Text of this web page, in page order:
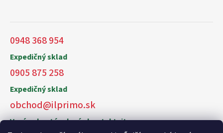
0948 368 954
Expedičný sklad
0905 875 258
Expedičný sklad
obchod@ilprimo.sk
V prípade otázok nás kontaktujte